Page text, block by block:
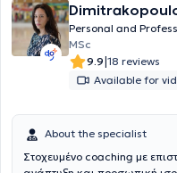
Personal and
MSc
9.9|18 reviews
Available for
About the specialist
Στοχευμένο coaching με